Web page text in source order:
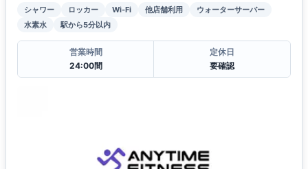
シャワー ロッカー Wi-Fi 他店舗利用
ウォーターサーバー
水素水
駅から5分以内
営業時間
24:00間
定休日
要確認